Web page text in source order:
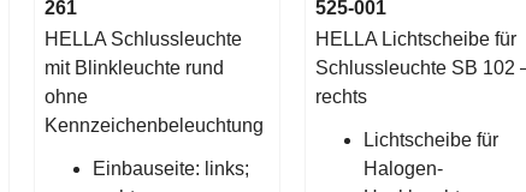
261
HELLA Schlussleuchte
mit Blinkleuchte rund
ohne
Kennzeichenbeleuchtung
Einbauseite: links;
525-001
HELLA Lichtscheibe für
Schlussleuchte SB 102
rechts
Lichtscheibe für
Halogen-